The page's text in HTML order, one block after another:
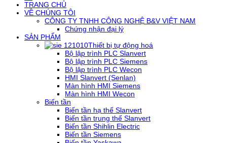
TRANG CHỦ
VỀ CHÚNG TÔI
CÔNG TY TNHH CÔNG NGHỆ B&V VIỆT NAM
Chứng nhận đại lý
SẢN PHẨM
Thiết bị tự động hoá
Bộ lập trình PLC Slanvert
Bộ lập trình PLC Siemens
Bộ lập trình PLC Wecon
HMI Slanvert (Senlan)
Màn hình HMI Siemens
Màn hình HMI Wecon
Biến tần
Biến tần hạ thế Slanvert
Biến tần trung thế Slanvert
Biến tần Shihlin Electric
Biến tần Siemens